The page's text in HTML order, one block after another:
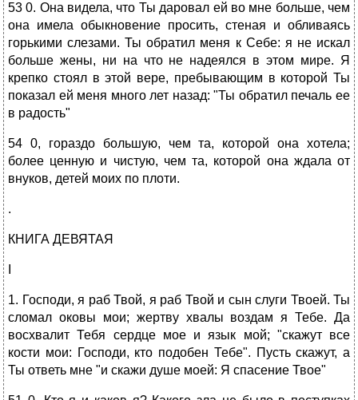
53 0. Она видела, что Ты даровал ей во мне больше, чем
она имела обыкновение просить, стеная и обливаясь
горькими слезами. Ты обратил меня к Себе: я не искал
больше жены, ни на что не надеялся в этом мире. Я
крепко стоял в этой вере, пребывающим в которой Ты
показал ей меня много лет назад: "Ты обратил печаль ее
в радость"
54 0, гораздо большую, чем та, которой она хотела;
более ценную и чистую, чем та, которой она ждала от
внуков, детей моих по плоти.
.
КНИГА ДЕВЯТАЯ
1. Господи, я раб Твой, я раб Твой и сын слуги Твоей. Ты
сломал оковы мои; жертву хвалы воздам я Тебе. Да
восхвалит Тебя сердце мое и язык мой; "скажут все
кости мои: Господи, кто подобен Тебе". Пусть скажут, а
Ты ответь мне "и скажи душе моей: Я спасение Твое"